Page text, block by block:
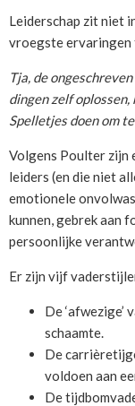
Leiderschap zit niet
vroegste ervaringen
Tja, de
dingen zelf
Spelletjes doen om
Volgens Poulter zijn
leiders (en die niet
emotionele
kunnen, gebrek aan
persoonlijke
Er zijn vijf
De
schaamte.
De
voldoen aan
De